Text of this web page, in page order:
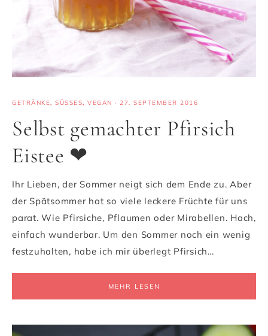
GETRÄNKE, SÜSSES , VEGAN · 27. SEPTEMBER 2016
Selbst gemachter Pfirsich
Eistee ❤
Ihr Lieben, der Sommer neigt sich dem Ende zu. Aber
der Spätsommer hat so viele leckere Früchte für uns
parat. Wie Pfirsiche, Pflaumen oder Mirabellen. Hach,
einfach wunderbar. Um den Sommer noch ein wenig
festzuhalten, habe ich mir überlegt Pfirsich…
MEHR LESEN